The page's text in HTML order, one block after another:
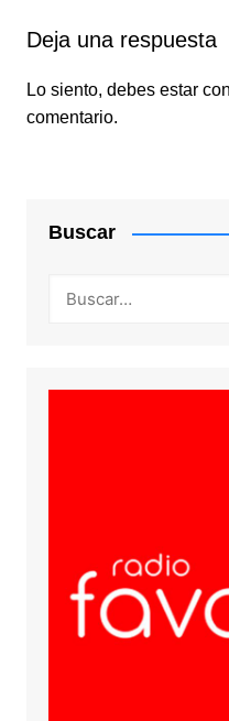
Deja una respuesta
Lo siento, debes estar
comentario.
Buscar